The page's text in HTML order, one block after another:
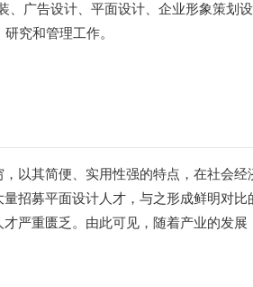
广告设计、平面设计、企业形象策划
究和管理工作。
以其简便、实用性强的特点，在社会
招募平面设计人才，与之形成鲜明对
严重匮乏。由此可见，随着产业的发展